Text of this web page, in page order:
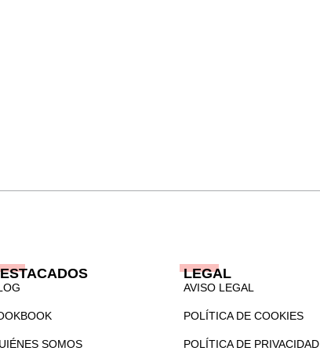
SOMOS
LEGAL
AVISO LEGAL
POLÍTICA DE COOKIES
POLÍTICA DE PRIVACIDAD